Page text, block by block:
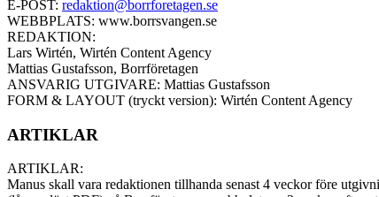
E-POST: redaktion@borrforetagen.se
WEBBPLATS: www.borrsvangen.se
REDAKTION:
Lars Wirtén, Wirtén Content Agency
Mattias Gustafsson, Borrföretagen
ANSVARIG UTGIVARE: Mattias Gustafsson
FORM & LAYOUT (tryckt version): Wirtén Content Agency
ARTIKLAR
ARTIKLAR:
Manus skall vara redaktionen tillhanda senast 4 veckor före